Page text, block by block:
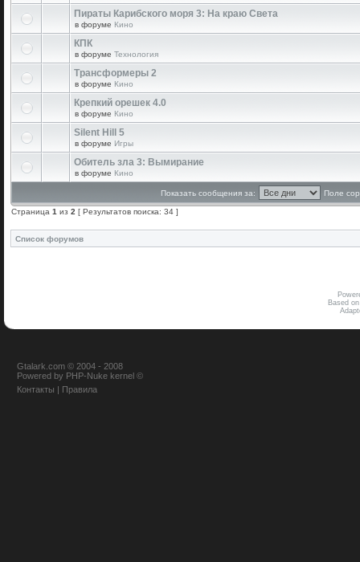
Пираты Карибского моря 3: На краю Света
в форуме Кино
КПК
в форуме Технология
Трансформеры 2
в форуме Кино
Крепкий орешек 4.0
в форуме Кино
Silent Hill 5
в форуме Игры
Обитель зла 3: Вымирание
в форуме Кино
Показать сообщения за: Поле
Страница 1 из 2 [ Результатов поиска: 34 ]
Список форумов
Based
Gtalark.com © 2004 - 2008
Powered by PHP-Nuke kernel ©
Контакты | Правила